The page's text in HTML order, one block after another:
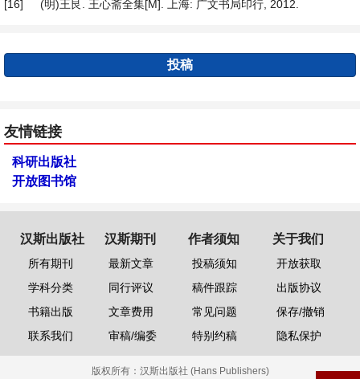
[16]
(明)王艮. 王心斋全集[M]. 上海: 广文书局印行, 2012.
投稿
友情链接
科研出版社
开放图书馆
汉斯出版社
所有期刊
学科分类
书籍出版
联系我们
汉斯期刊
最新文章
同行评议
文章费用
审稿/编委
作者须知
投稿须知
稿件跟踪
常见问题
特别约稿
关于我们
开放获取
出版协议
保存/撤销
隐私保护
版权所有： 汉斯出版社 (Hans Publishers)